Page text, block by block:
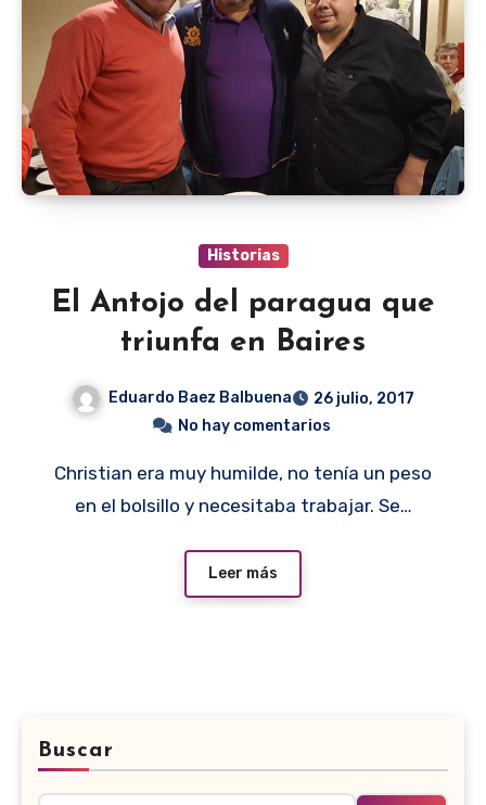
Historias
El Antojo del paragua que
triunfa en Baires
Eduardo Baez Balbuena
26 julio, 2017
No hay comentarios
Christian era muy humilde, no tenía un peso
en el bolsillo y necesitaba trabajar. Se…
Leer más
Buscar